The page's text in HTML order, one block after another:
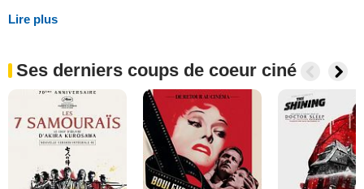
Lire plus
Ses derniers coups de coeur ciné